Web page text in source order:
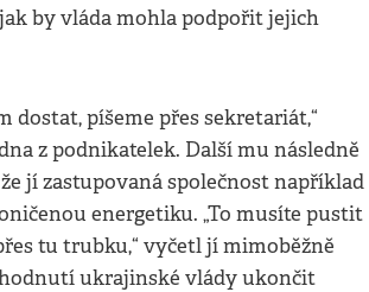
by vláda mohla podpořit jejich
dostat, píšeme přes sekretariát,“
z podnikatelek. Další mu následně
jí zastupovaná společnost například
energetiku. „To musíte pustit
tu trubku,“ vyčetl jí mimoběžně
ukrajinské vlády ukončit